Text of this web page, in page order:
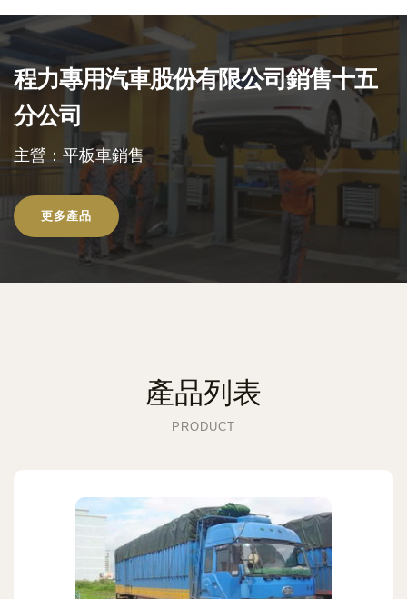
程力專用汽車股份有限公司銷售十五
分公司
主營：平板車銷售
更多產品
產品列表
PRODUCT